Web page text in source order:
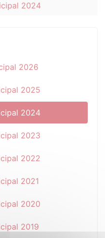
2024
2026
2025
2024
2023
2022
2021
2020
2019